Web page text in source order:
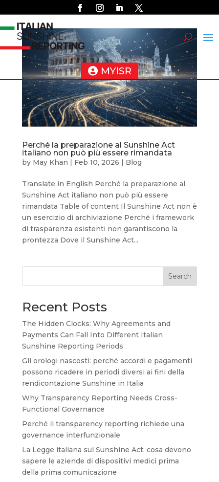
MYISR
Perché la preparazione al Sunshine Act
italiano non può più essere rimandata
by May Khan | Feb 10, 2026 | Blog
Translate in English Perché la preparazione al
Sunshine Act italiano non può più essere
rimandata Table of content Il Sunshine Act non è
un esercizio di archiviazione Perché i framework
di trasparenza esistenti non garantiscono la
prontezza Dove il Sunshine Act...
Search
Recent Posts
The Hidden Clocks: Why Agreements and
Payments Can Fall Into Different Italian
Sunshine Reporting Periods
Gli orologi nascosti: perché accordi e pagamenti
possono ricadere in periodi diversi ai fini della
rendicontazione Sunshine in Italia
Why Transparency Reporting Needs Cross-
Functional Governance
Perché il transparency reporting richiede una
governance interfunzionale
La Legge italiana sul Sunshine Act: cosa devono
sapere le aziende di dispositivi medici prima
della prima comunicazione